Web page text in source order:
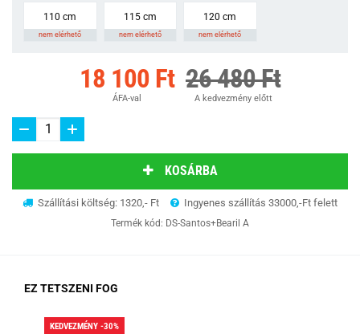
110 cm
nem elérhető
115 cm
nem elérhető
120 cm
nem elérhető
18 100 Ft
ÁFA-val
26 480 Ft
A kedvezmény előtt
KOSÁRBA
Szállítási költség: 1320,- Ft Ingyenes szállítás 33000,-Ft felett
Termék kód: DS-Santos+Bearil A
EZ TETSZENI FOG
KEDVEZMÉNY -30%